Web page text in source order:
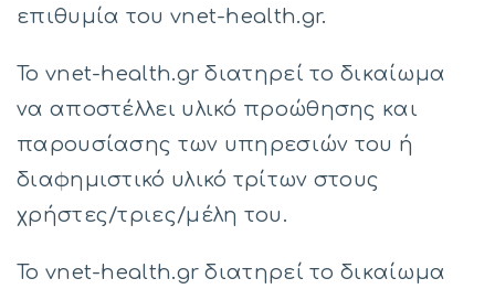
επιθυμία του vnet-health.gr.
Το vnet-health.gr διατηρεί το δικαίωμα
να αποστέλλει υλικό προώθησης και
παρουσίασης των υπηρεσιών του ή
διαφημιστικό υλικό τρίτων στους
χρήστες/τριες/μέλη του.
Το vnet-health.gr διατηρεί το δικαίωμα